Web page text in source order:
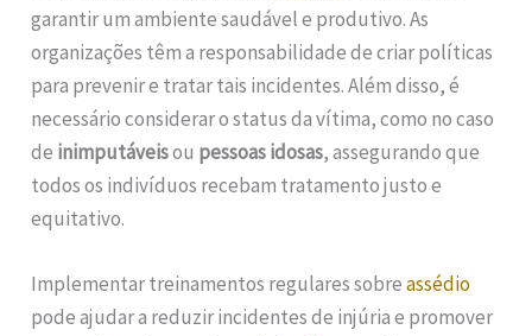
garantir um ambiente saudável e produtivo. As
organizações têm a responsabilidade de criar políticas
para prevenir e tratar tais incidentes. Além disso, é
necessário considerar o status da vítima, como no caso
de inimputáveisou pessoas idosas, assegurando que
todos os indivíduos recebam tratamento justo e
equitativo.
Implementar treinamentos regulares sobreassédio
pode ajudar a reduzir incidentes de injúria e promover